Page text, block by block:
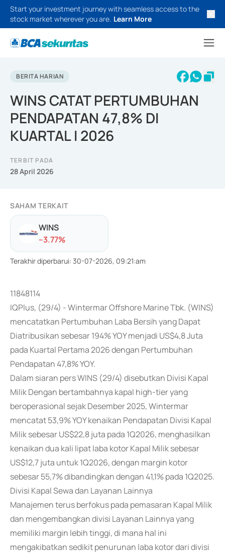
Start your investment journey with seamless access to the
stock market wherever you are. Learn More
BERITA HARIAN
WINS CATAT PERTUMBUHAN
PENDAPATAN 47,8% DI
KUARTAL I 2026
TERBIT PADA
28 April 2026
SAHAM TERKAIT
WINS
--3.77%
Terakhir diperbarui: 30-07-2026, 09:21:am
11848114
IQPlus, (29/4) - Wintermar Offshore Marine Tbk. (WINS)
mencatatkan Pertumbuhan Laba Bersih yang Dapat
Diatribusikan sebesar 194% YOY menjadi US$4,8 Juta
pada Kuartal Pertama 2026 dengan Pertumbuhan
Pendapatan 47,8% YOY.
Dalam siaran pers WINS (29/4) disebutkan Divisi Kapal
Milik Dengan bertambahnya kapal high-tier yang
beroperasional sejak Desember 2025, Wintermar
mencatat 53,9% YOY kenaikan Pendapatan Divisi Kapal
Milik sebesar US$22,8 juta pada 1Q2026, menghasilkan
kenaikan dua kali lipat laba kotor Kapal Milik sebesar
US$12,7 juta untuk 1Q2026, dengan margin kotor
sebesar 55,7% dibandingkan dengan 41,1% pada 1Q2025.
Divisi Kapal Sewa dan Layanan Lainnya
Manajemen terus berfokus pada pemasaran Kapal Milik
dan mengembangkan divisi Layanan Lainnya yang
memiliki margin lebih tinggi, di mana hal ini
mengakibatkan sedikit penurunan laba kotor dari divisi